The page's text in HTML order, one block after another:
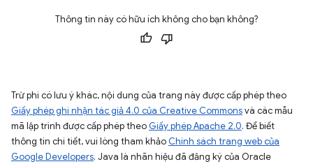
Thông tin này có hữu ích không cho bạn không?
Trừ phi có lưu ý khác, nội dung của trang này được cấp phép theo
Giấy phép ghi nhận tác giả 4.0 của Creative Commonsvà các mẫu
mã lập trình được cấp phép theo Giấy phép Apache 2.0. Để biết
thông tin chi tiết, vui lòng tham khảo Chính sách trang web của
Google Developers. Java là nhãn hiệu đã đăng ký của Oracle